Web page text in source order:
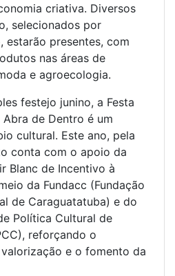
criativa. Diversos
selecionados por
estarão presentes, com
nas áreas de
e agroecologia.
festejo junino, a Festa
de Dentro é um
cultural. Este ano, pela
conta com o apoio da
Blanc de Incentivo à
da Fundacc (Fundação
de Caraguatatuba) e do
Política Cultural de
reforçando o
e o fomento da